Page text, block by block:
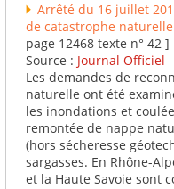
Arrêté du 16 juillet
de catastrophe naturelle
page 12468 texte n° 42 ]
Source : Journal Officiel
Les demandes de
naturelle ont été
les inondations et
remontée de nappe
(hors sécheresse
sargasses. En Rhône-
et la Haute Savoie sont